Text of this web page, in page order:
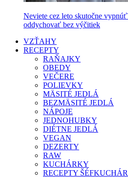
Neviete cez leto skutočne
oddychovať bez výčitiek
VZŤAHY
RECEPTY
RAŇAJKY
OBEDY
VEČERE
POLIEVKY
MÄSITÉ JEDLÁ
BEZMÄSITÉ JEDLÁ
NÁPOJE
JEDNOHUBKY
DIÉTNE JEDLÁ
VEGAN
DEZERTY
RAW
KUCHÁRKY
RECEPTY